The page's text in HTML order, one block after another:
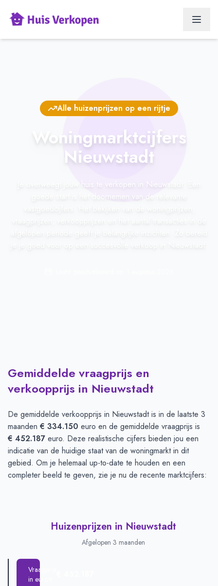
Alle huizenprijzen op een rijtje
Woningmarktcijfers
Nieuwstadt
Je overweegt jouw huis te verkopen in Nieuwstadt. Een
goede start is het doornemen van de relevante
Gemiddelde vraagprijs en
verkoopprijs in Nieuwstadt
De gemiddelde verkoopprijs in Nieuwstadtis in de laatste 3
maanden € 334.150 euro en de gemiddelde vraagprijs is
€ 452.187 euro. Deze realistische cijfers bieden jou een
indicatie van de huidige staat van de woningmarkt in dit
gebied. Om je helemaal up-to-date te houden en een
completer beeld te geven, zie je nu de recente marktcijfers:
Huizenprijzen in Nieuwstadt
Afgelopen 3 maanden
Vraagprijs
in euro's